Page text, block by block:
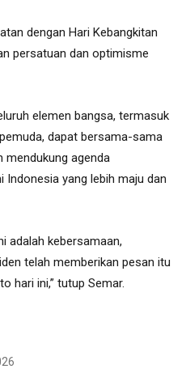
dengan Hari Kebangkitan
persatuan dan optimisme
elemen bangsa, termasuk
dapat bersama-sama
mendukung agenda
Indonesia yang lebih maju dan
adalah kebersamaan,
telah memberikan pesan itu
hari ini,” tutup Semar.